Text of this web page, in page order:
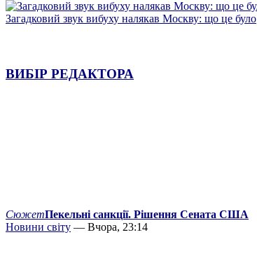
Загадковий звук вибуху налякав Москву: що це було
ВИБІР РЕДАКТОРА
СюжетПекельні санкції. Рішення Сената США
Новини світу — Вчора, 23:14